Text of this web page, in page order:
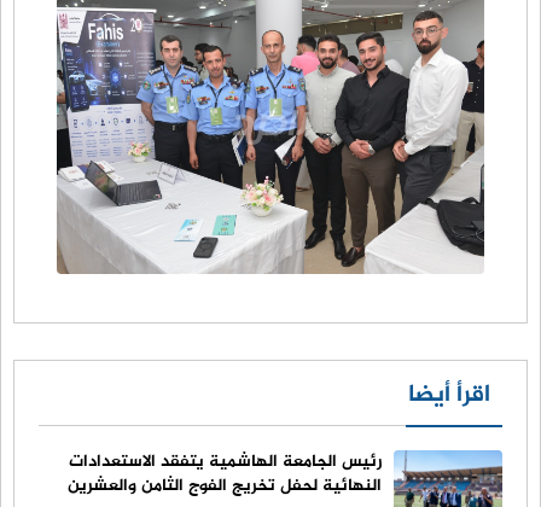
اقرأ أيضا
رئيس الجامعة الهاشمية يتفقد الاستعدادات
النهائية لحفل تخريج الفوج الثامن والعشرين